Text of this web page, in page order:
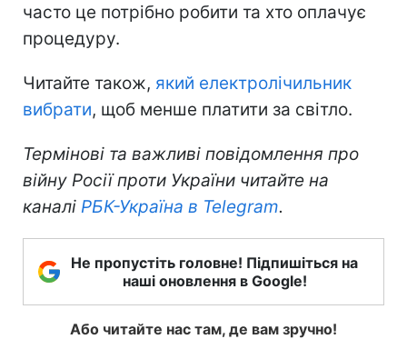
часто це потрібно робити та хто оплачує
процедуру.
Читайте також, який електролічильник
вибрати, щоб менше платити за світло.
Термінові та важливі повідомлення про
війну Росії проти України читайте на
каналі РБК-Україна в Telegram.
Не пропустіть головне! Підпишіться на
наші оновлення в Google!
Або читайте нас там, де вам зручно!